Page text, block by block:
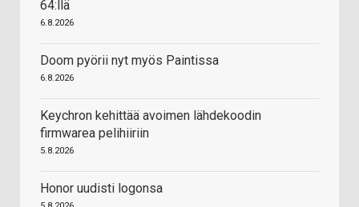
64:llä
6.8.2026
Doom pyörii nyt myös Paintissa
6.8.2026
Keychron kehittää avoimen lähdekoodin
firmwarea pelihiiriin
5.8.2026
Honor uudisti logonsa